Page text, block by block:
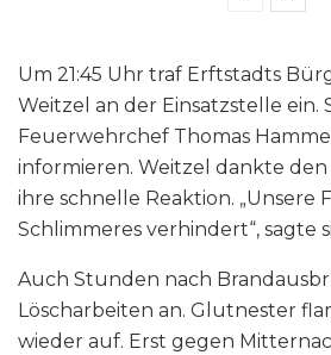
Um 21:45 Uhr traf Erftstadts
Weitzel an der Einsatzstelle ein.
Feuerwehrchef Thomas
informieren. Weitzel dankte
ihre schnelle Reaktion. „Unsere
Schlimmeres verhindert“, sagte
Auch Stunden nach
Löscharbeiten an. Glutnester
wieder auf. Erst gegen